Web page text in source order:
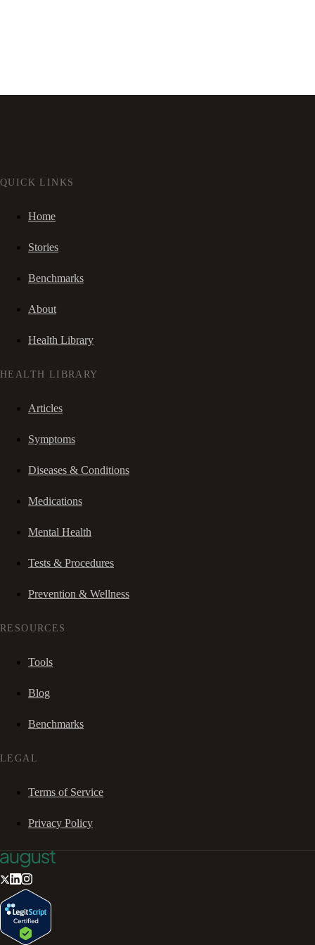
QUICK LINKS
Home
Stories
Benchmarks
About
Health Library
HEALTH LIBRARY
Articles
Symptoms
Diseases & Conditions
Medications
Mental Health
Tests & Procedures
Prevention & Wellness
RESOURCES
Tools
Blog
Benchmarks
LEGAL
Terms of Service
Privacy Policy